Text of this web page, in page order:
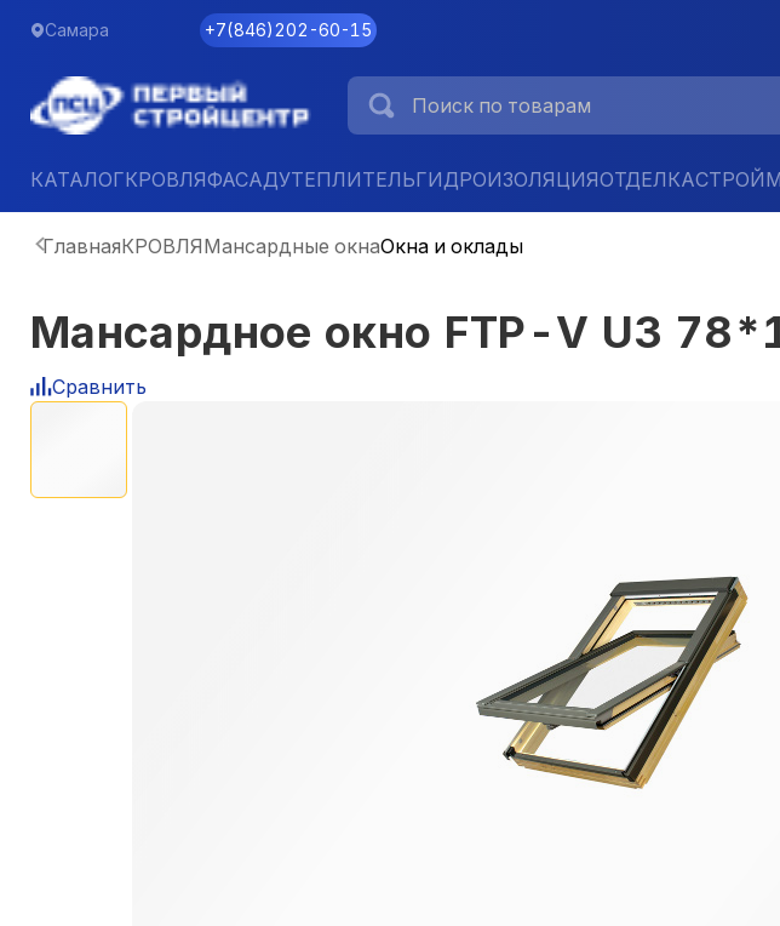
Самара +7(846)202-60-15
КАТАЛОГКРОВЛЯФАСАДУТЕПЛИТЕЛЬГИДРОИЗОЛЯЦИЯОТДЕЛКА
ГлавнаяКРОВЛЯМансардные окнаОкна и оклады
Мансардное окно FTР-V U3
Сравнить